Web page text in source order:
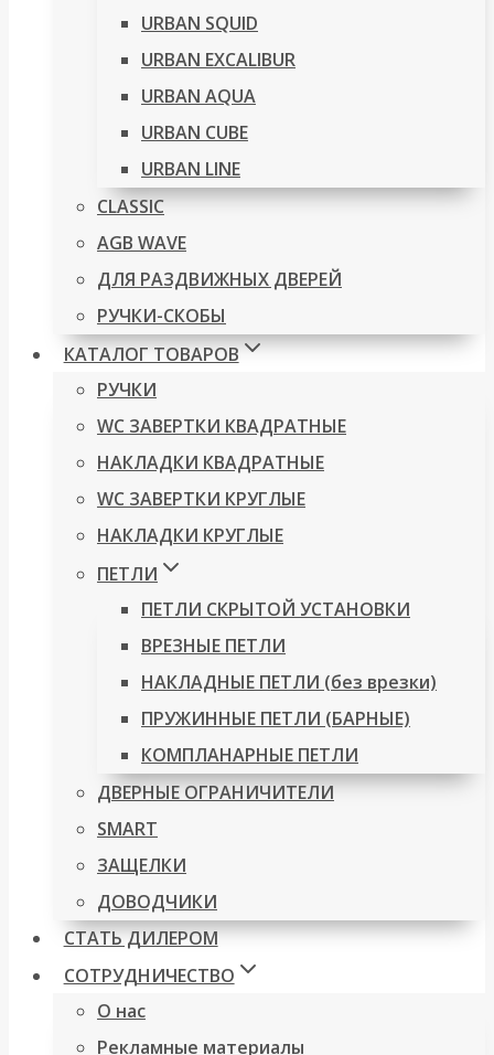
URBAN SQUID
URBAN EXCALIBUR
URBAN AQUA
URBAN CUBE
URBAN LINE
CLASSIC
AGB WAVE
ДЛЯ РАЗДВИЖНЫХ ДВЕРЕЙ
РУЧКИ-СКОБЫ
КАТАЛОГ ТОВАРОВ
РУЧКИ
WC ЗАВЕРТКИ КВАДРАТНЫЕ
НАКЛАДКИ КВАДРАТНЫЕ
WC ЗАВЕРТКИ КРУГЛЫЕ
НАКЛАДКИ КРУГЛЫЕ
ПЕТЛИ
ПЕТЛИ СКРЫТОЙ УСТАНОВКИ
ВРЕЗНЫЕ ПЕТЛИ
НАКЛАДНЫЕ ПЕТЛИ (без врезки)
ПРУЖИННЫЕ ПЕТЛИ (БАРНЫЕ)
КОМПЛАНАРНЫЕ ПЕТЛИ
ДВЕРНЫЕ ОГРАНИЧИТЕЛИ
SMART
ЗАЩЕЛКИ
ДОВОДЧИКИ
СТАТЬ ДИЛЕРОМ
СОТРУДНИЧЕСТВО
О нас
Рекламные материалы